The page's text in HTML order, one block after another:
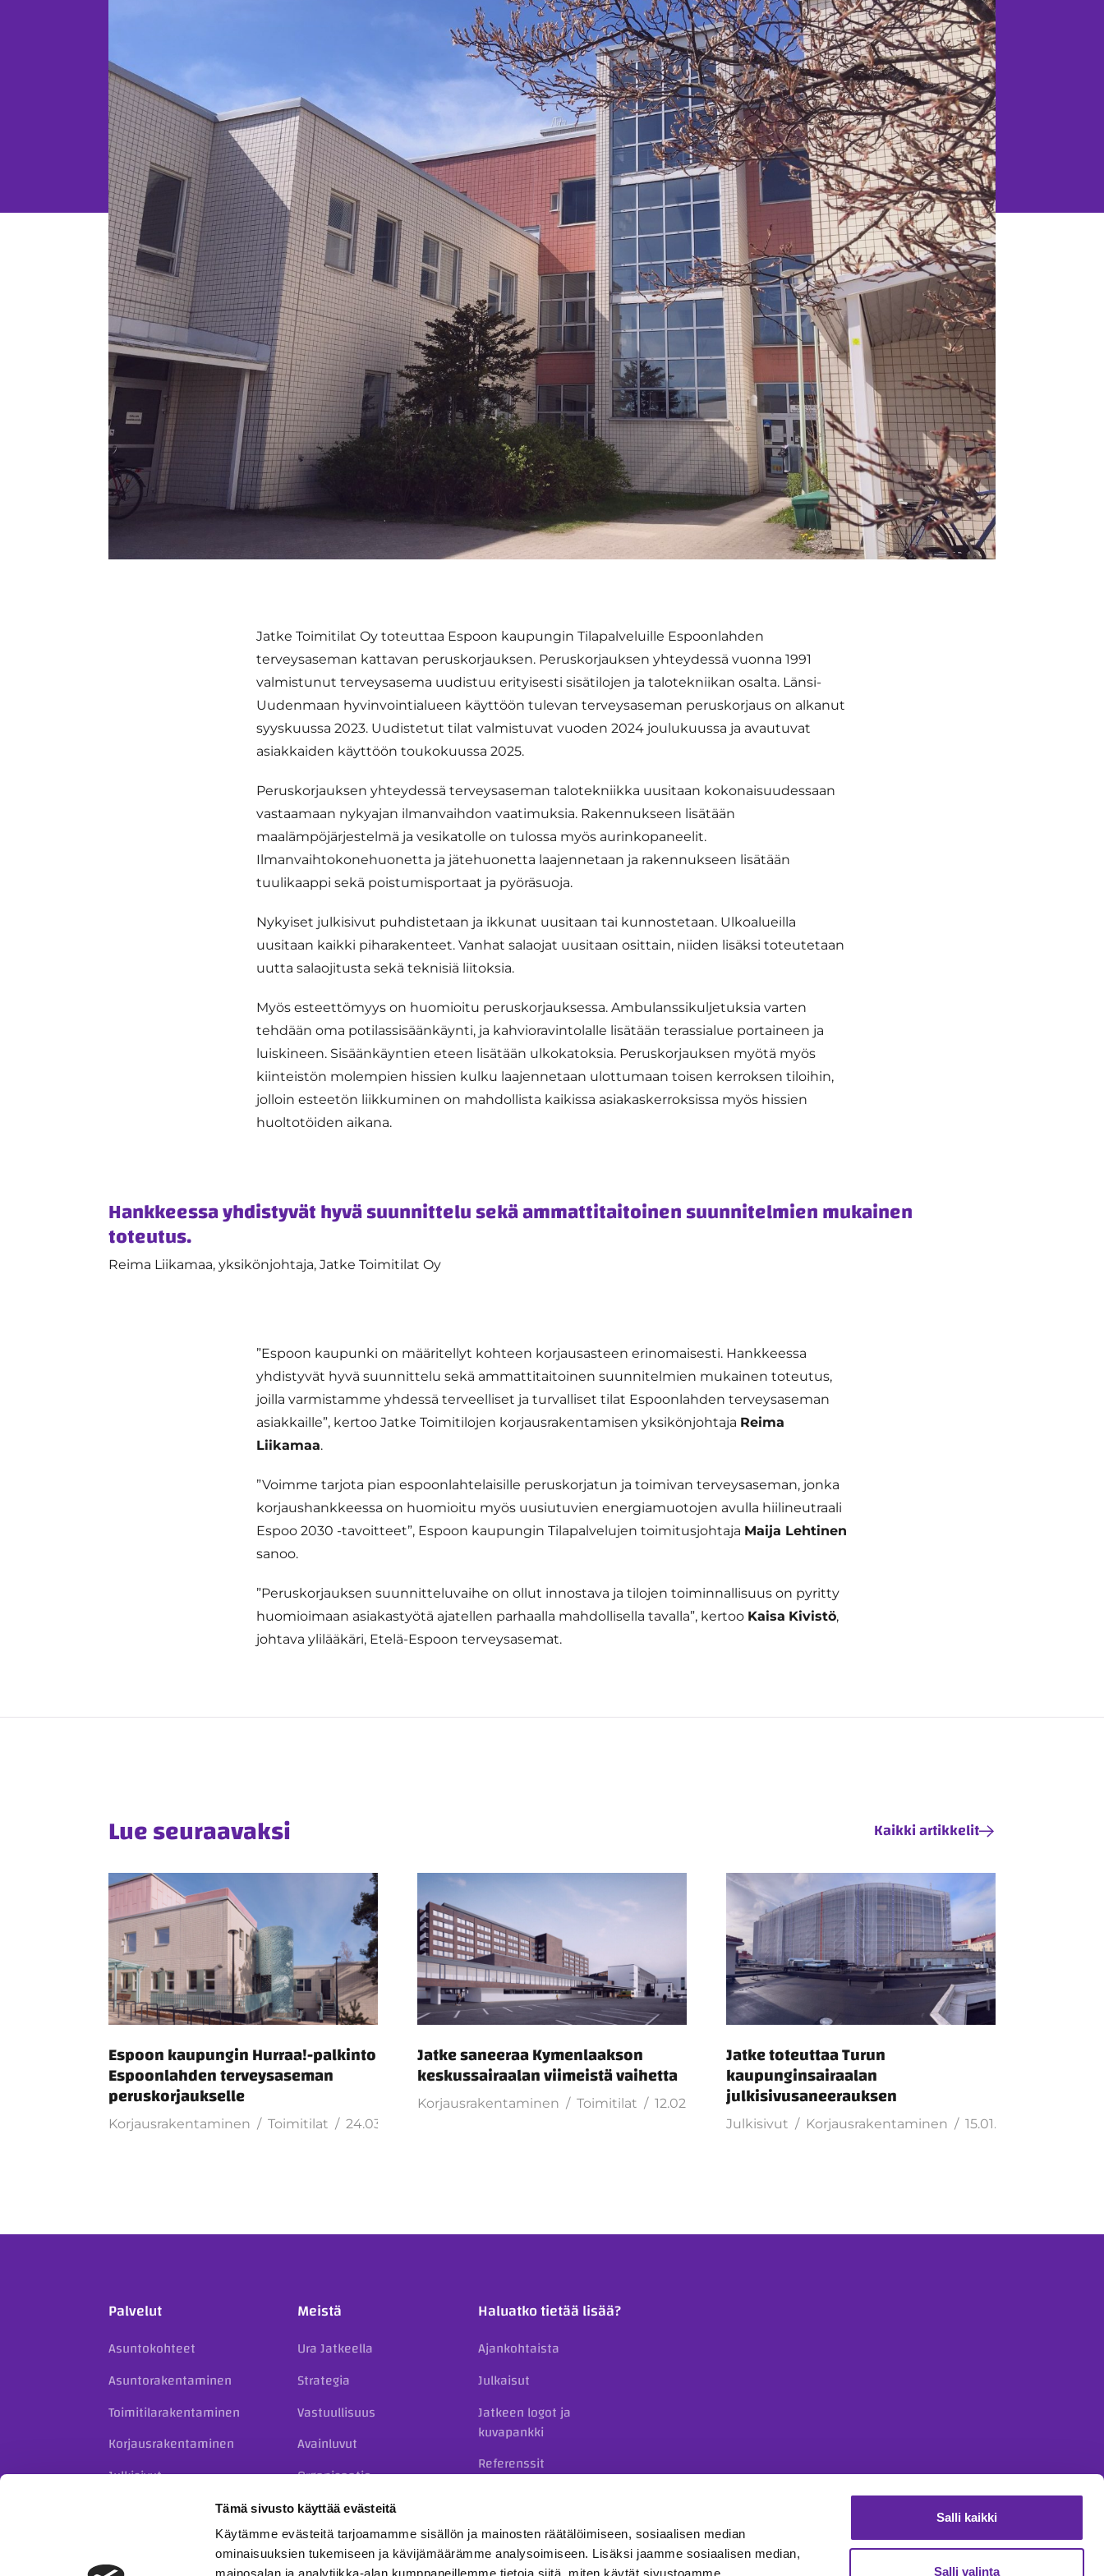
Tämä sivusto käyttää evästeitä
Käytämme evästeitä tarjoamamme sisällön ja mainosten räätälöimiseen, sosiaalisen median
ominaisuuksien tukemiseen ja kävijämäärämme analysoimiseen. Lisäksi jaamme sosiaalisen median,
Salli kaikki
Salli valinta
Jatke Toimitilat Oy toteuttaa Espoon kaupungin Tilapalveluille Espoonlahden
terveysaseman kattavan peruskorjauksen. Peruskorjauksen yhteydessä vuonna 1991
valmistunut terveysasema uudistuu erityisesti sisätilojen ja talotekniikan osalta. Länsi-
Uudenmaan hyvinvointialueen käyttöön tulevan terveysaseman peruskorjaus on alkanut
syyskuussa 2023. Uudistetut tilat valmistuvat vuoden 2024 joulukuussa ja avautuvat
asiakkaiden käyttöön toukokuussa 2025.
Peruskorjauksen yhteydessä terveysaseman talotekniikka uusitaan kokonaisuudessaan
vastaamaan nykyajan ilmanvaihdon vaatimuksia. Rakennukseen lisätään
maalämpöjärjestelmä ja vesikatolle on tulossa myös aurinkopaneelit.
Ilmanvaihtokonehuonetta ja jätehuonetta laajennetaan ja rakennukseen lisätään
tuulikaappi sekä poistumisportaat ja pyöräsuoja.
Nykyiset julkisivut puhdistetaan ja ikkunat uusitaan tai kunnostetaan. Ulkoalueilla
uusitaan kaikki piharakenteet. Vanhat salaojat uusitaan osittain, niiden lisäksi toteutetaan
uutta salaojitusta sekä teknisiä liitoksia.
Myös esteettömyys on huomioitu peruskorjauksessa. Ambulanssikuljetuksia varten
tehdään oma potilassisäänkäynti, ja kahvioravintolalle lisätään terassialue portaineen ja
luiskineen. Sisäänkäyntien eteen lisätään ulkokatoksia. Peruskorjauksen myötä myös
kiinteistön molempien hissien kulku laajennetaan ulottumaan toisen kerroksen tiloihin,
jolloin esteetön liikkuminen on mahdollista kaikissa asiakaskerroksissa myös hissien
huoltotöiden aikana.
Hankkeessa yhdistyvät hyvä suunnittelu sekä ammattitaitoinen suunnitelmien mukainen
toteutus.
Reima Liikamaa, yksikönjohtaja, Jatke Toimitilat Oy
”Espoon kaupunki on määritellyt kohteen korjausasteen erinomaisesti. Hankkeessa
yhdistyvät hyvä suunnittelu sekä ammattitaitoinen suunnitelmien mukainen toteutus,
joilla varmistamme yhdessä terveelliset ja turvalliset tilat Espoonlahden terveysaseman
asiakkaille”, kertoo Jatke Toimitilojen korjausrakentamisen yksikönjohtaja Reima
Liikamaa.
”Voimme tarjota pian espoonlahtelaisille peruskorjatun ja toimivan terveysaseman, jonka
korjaushankkeessa on huomioitu myös uusiutuvien energiamuotojen avulla hiilineutraali
Espoo 2030 -tavoitteet”, Espoon kaupungin Tilapalvelujen toimitusjohtaja Maija Lehtinen
sanoo.
”Peruskorjauksen suunnitteluvaihe on ollut innostava ja tilojen toiminnallisuus on pyritty
huomioimaan asiakastyötä ajatellen parhaalla mahdollisella tavalla”, kertoo Kaisa Kivistö,
johtava ylilääkäri, Etelä-Espoon terveysasemat.
Lue seuraavaksi
Espoon kaupungin Hurraa!-palkinto
Espoonlahden terveysaseman
peruskorjaukselle
Korjausrakentaminen Toimitilat 24.03.2026
Jatke saneeraa Kymenlaakson
keskussairaalan viimeistä vaihetta
Korjausrakentaminen Toimitilat 12.02.2026
Jatke toteuttaa Turun
kaupunginsairaalan
julkisivusaneerauksen
Julkisivut Korjausrakentaminen 15.01.2026
Kaikki artikkelit
Palvelut
Asuntokohteet
Asuntorakentaminen
Toimitilarakentaminen
Korjausrakentaminen
Julkisivut
Täydennysrakentaminen
taloyhtiöille
Meistä
Ura Jatkeella
Strategia
Vastuullisuus
Avainluvut
Organisaatio
Historia
Haluatko tietää lisää?
Ajankohtaista
Julkaisut
Jatkeen logot ja
kuvapankki
Referenssit